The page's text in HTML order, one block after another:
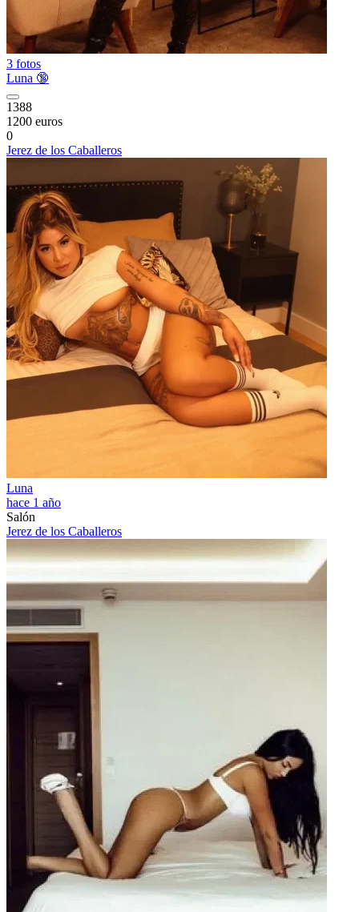
3 fotos
Luna 🔞
1388
1200 euros
0
Jerez de los Caballeros
Luna
hace 1 año
Salón
Jerez de los Caballeros